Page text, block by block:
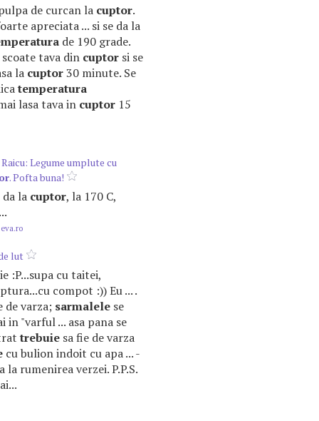
de curcan la cuptor.
apreciata ... si se da la
de 190 grade.
tava din cuptor si se
la cuptor30 minute. Se
temperatura
lasa tava in cuptor 15
Legume umplute cu
. Pofta buna!
da la cuptor, la 170 C,
lut
:P...supa cu taitei,
compot :)) Eu ... .
de varza; sarmalele se
in "varful ... asa pana se
trebuie sa fie de varza
cu bulion indoit cu apa ... -
la rumenirea verzei. P.P.S.